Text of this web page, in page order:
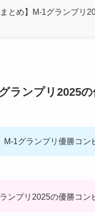
まとめ】M-1グランプリ
ランプリ2025
M-1グランプリ優勝コン
ンプリ2025の優勝コン